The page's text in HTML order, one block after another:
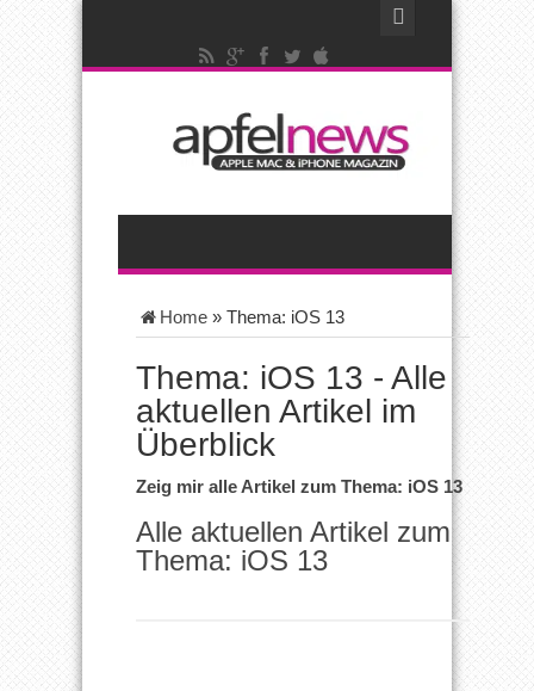
Home » Thema: iOS 13
Thema: iOS 13 - Alle
aktuellen Artikel im
Überblick
Zeig mir alle Artikel zum Thema: iOS 13
Alle aktuellen Artikel zum
Thema: iOS 13